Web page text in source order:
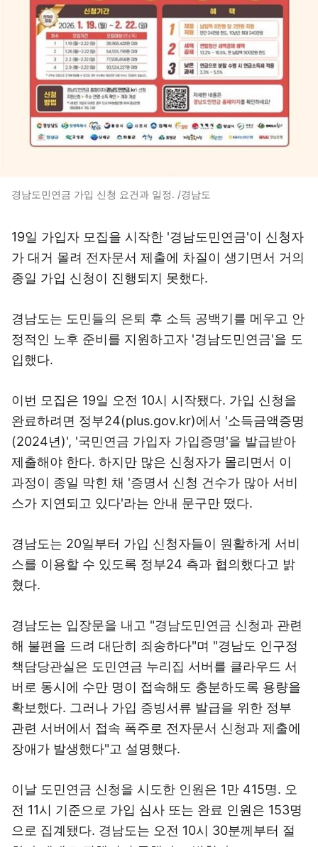
경남도민연금 가입 신청 요건과 일정. /경남도
19일 가입자 모집을 시작한 '경남도민연금'이 신청자
가 대거 몰려 전자문서 제출에 차질이 생기면서 거의
종일 가입 신청이 진행되지 못했다.
경남도는 도민들의 은퇴 후 소득 공백기를 메우고 안
정적인 노후 준비를 지원하고자 '경남도민연금'을 도
입했다.
이번 모집은 19일 오전 10시 시작됐다. 가입 신청을
완료하려면 정부24(plus.gov.kr)에서 '소득금액증명
(2024년)', '국민연금 가입자 가입증명'을 발급받아
제출해야 한다. 하지만 많은 신청자가 몰리면서 이
과정이 종일 막힌 채 '증명서 신청 건수가 많아 서비
스가 지연되고 있다'라는 안내 문구만 떴다.
경남도는 20일부터 가입 신청자들이 원활하게 서비
스를 이용할 수 있도록 정부24 측과 협의했다고 밝
혔다.
경남도는 입장문을 내고 "경남도민연금 신청과 관련
해 불편을 드려 대단히 죄송하다"며 "경남도 인구정
책담당관실은 도민연금 누리집 서버를 클라우드 서
버로 동시에 수만 명이 접속해도 충분하도록 용량을
확보했다. 그러나 가입 증빙서류 발급을 위한 정부
관련 서버에서 접속 폭주로 전자문서 신청과 제출에
장애가 발생했다"고 설명했다.
이날 도민연금 신청을 시도한 인원은 1만 415명. 오
전 11시 기준으로 가입 심사 또는 완료 인원은 153명
으로 집계됐다. 경남도는 오전 10시 30분께부터 절